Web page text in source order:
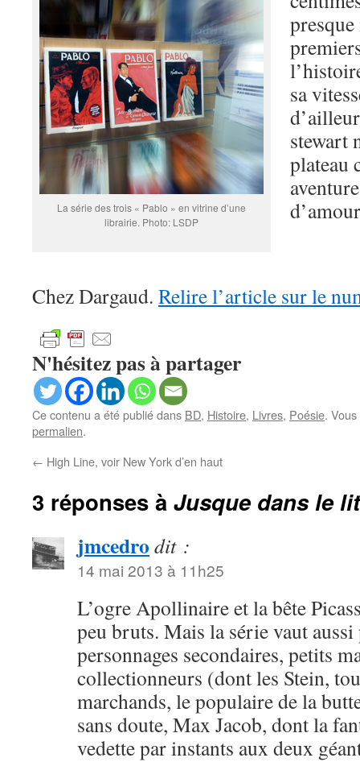
La série des trois « Pablo » en vitrine d’une
librairie. Photo: LSDP
sa
stewart
plateau
Chez Dargaud. Relire l’article sur le
N'hésitez pas à partager
Ce contenu a été publié dans BD, Histoire, Livres, Poésie.
permalien.
← High Line, voir New York d’en haut
3 réponses à Jusque dans le
jmcedro dit :
14 mai 2013 à 11h25
L’ogre Apollinaire et la bête
peu bruts. Mais la série vaut aussi
personnages secondaires, petits
collectionneurs (dont les Stein,
marchands, le populaire de la
sans doute, Max Jacob, dont la
vedette par instants aux deux